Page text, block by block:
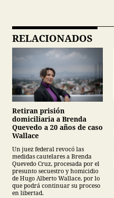
RELACIONADOS
Retiran prisión
domiciliaria a Brenda
Quevedo a 20 años de caso
Wallace
Un juez federal revocó las
medidas cautelares a Brenda
Quevedo Cruz, procesada por el
presunto secuestro y homicidio
de Hugo Alberto Wallace, por lo
que podrá continuar su proceso
en libertad.